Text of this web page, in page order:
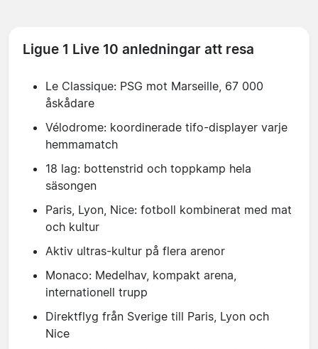
Ligue 1 Live 10 anledningar att resa
Le Classique: PSG mot Marseille, 67 000
åskådare
Vélodrome: koordinerade tifo-displayer varje
hemmamatch
18 lag: bottenstrid och toppkamp hela
säsongen
Paris, Lyon, Nice: fotboll kombinerat med mat
och kultur
Aktiv ultras-kultur på flera arenor
Monaco: Medelhav, kompakt arena,
internationell trupp
Direktflyg från Sverige till Paris, Lyon och
Nice